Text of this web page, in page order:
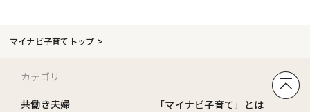
マイナビ子育てトップ
カテゴリ
共働き夫婦
「マイナビ子育て」とは